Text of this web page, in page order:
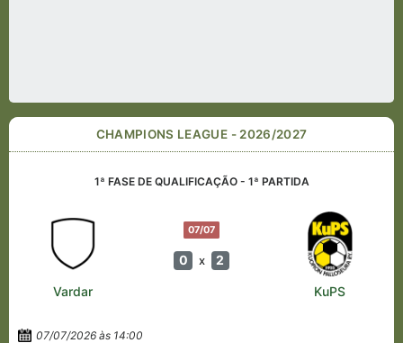
CHAMPIONS LEAGUE - 2026/2027
1ª FASE DE QUALIFICAÇÃO - 1ª PARTIDA
07/07
0 x 2
Vardar KuPS
07/07/2026 às 14:00